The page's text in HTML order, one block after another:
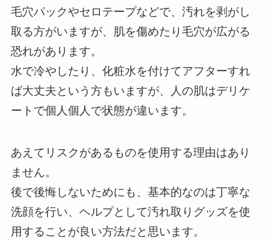
毛穴パックやセロテープなどで、汚れを剥がし
取る方がいますが、肌を傷めたり毛穴が広がる
恐れがあります。
水で冷やしたり、化粧水を付けてアフターすれ
ば大丈夫という方もいますが、人の肌はデリケ
ートで個人個人で状態が違います。
あえてリスクがあるものを使用する理由はあり
ません。
後で後悔しないためにも、基本的なのは丁寧な
洗顔を行い、ヘルプとして汚れ取りグッズを使
用することが良い方法だと思います。